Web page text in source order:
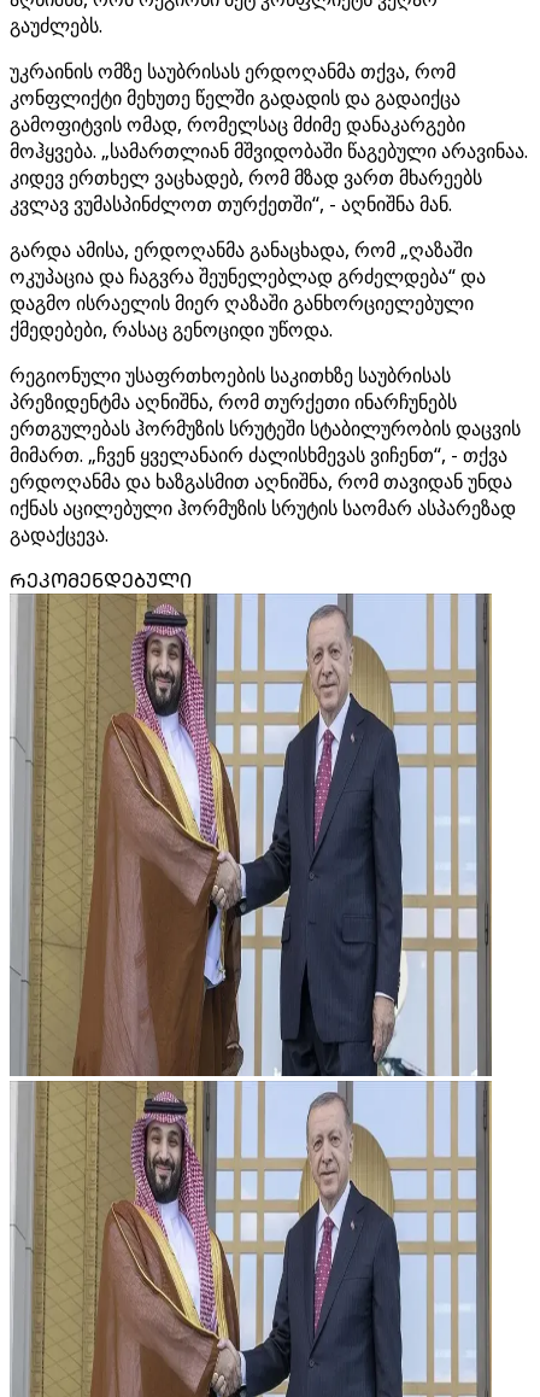
გაუძლებს.
უკრაინის ომზე საუბრისას ერდოღანმა თქვა, რომ
კონფლიქტი მეხუთე წელში გადადის და გადაიქცა
გამოფიტვის ომად, რომელსაც მძიმე დანაკარგები
მოჰყვება. „სამართლიან მშვიდობაში წაგებული არავინაა.
კიდევ ერთხელ ვაცხადებ, რომ მზად ვართ მხარეებს
კვლავ ვუმასპინძლოთ თურქეთში“, - აღნიშნა მან.
გარდა ამისა, ერდოღანმა განაცხადა, რომ „ღაზაში
ოკუპაცია და ჩაგვრა შეუნელებლად გრძელდება“ და
დაგმო ისრაელის მიერ ღაზაში განხორციელებული
ქმედებები, რასაც გენოციდი უწოდა.
რეგიონული უსაფრთხოების საკითხზე საუბრისას
პრეზიდენტმა აღნიშნა, რომ თურქეთი ინარჩუნებს
ერთგულებას ჰორმუზის სრუტეში სტაბილურობის დაცვის
მიმართ. „ჩვენ ყველანაირ ძალისხმევას ვიჩენთ“, - თქვა
ერდოღანმა და ხაზგასმით აღნიშნა, რომ თავიდან უნდა
იქნას აცილებული ჰორმუზის სრუტის საომარ ასპარეზად
გადაქცევა.
ᲠᲔᲙᲝᲛᲔᲜᲓᲔᲑᲣᲚᲘ